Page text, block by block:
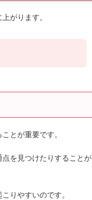
がります。
とが重要です。
を見つけたりすることが
りやすいのです。